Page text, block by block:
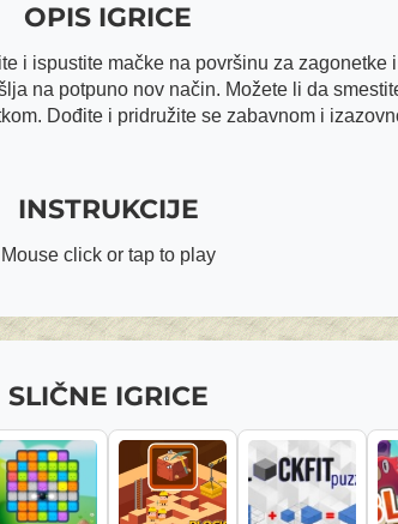
OPIS IGRICE
i ispustite mačke na površinu za
na potpuno nov način. Možete li da
Dođite i pridružite se zabavnom i
INSTRUKCIJE
Mouse click or tap to play
SLIČNE IGRICE